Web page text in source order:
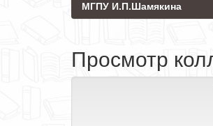
МГПУ И.П.Шамякина
Просмотр